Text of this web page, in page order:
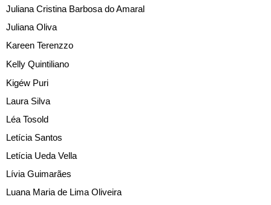
Juliana Cristina Barbosa do Amaral
Juliana Oliva
Kareen Terenzzo
Kelly Quintiliano
Kigéw Puri
Laura Silva
Léa Tosold
Letícia Santos
Letícia Ueda Vella
Lívia Guimarães
Luana Maria de Lima Oliveira